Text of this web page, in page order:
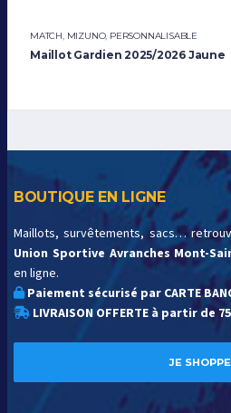
MATCH, MIZUNO, PERSONNALISABLE
Maillot Gardien 2025/2026 Jaune
BOUTIQUE EN LIGNE
Maillots, survêtements, sacs…
Union Sportive Avranches Mont-
en ligne.
Paiement sécurisé par CARTE
LIVRAISON OFFERTE à partir de
JE